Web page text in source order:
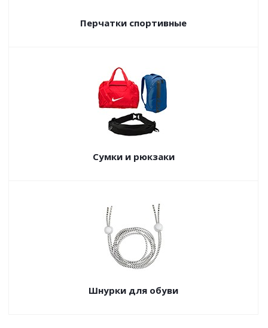
Перчатки спортивные
Сумки и рюкзаки
Шнурки для обуви